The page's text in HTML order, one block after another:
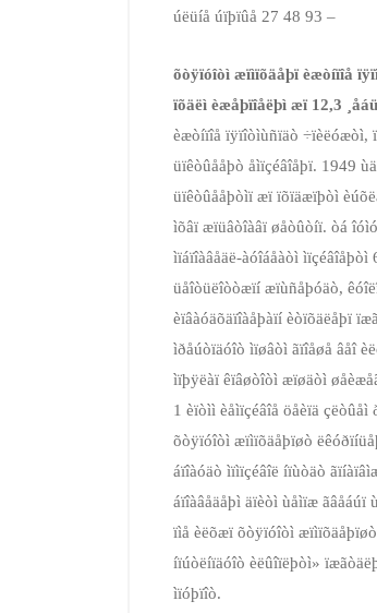
úëüíå úïþïûå 27 48 93 –
õòÿïóîòì æïìïõäåþï èæòíïîå
ïõäëì èæåþïîåëþì æï 12,3
èæòíïîå ïÿïîòìùñïäò ÷ïèëóæòì,
üïêòûååþò åìïçéâîåþï. 1949
üïêòûååþòìï æï ïõïäæïþòì
ìõâï æïüâòîàâï øåòûòíï. òá
ìïáïîàâåäë­-àóîáåàòì
üåîòüëîòòæïí æïùñåþóäò,
èïâàóäõäïîàåþàïí èòïõäëåþï
ìðåúòïäóîò ìïøâòì ãïîåøå âåî
ìïþÿëàï êïâøòîòì æïøäòì
1 èïòìì èåìïçéâîå öåèïä
õòÿïóîòì æïìïõäåþïøò
áïîàóäò ìïìïçéâîë íïùòäò
áïîàâåäåþì äïèòì ùåìïæ
ïìå èëõæï õòÿïóîòì
íïúòëíïäóîò èëûîïëþòì»
ìïóþïîò.